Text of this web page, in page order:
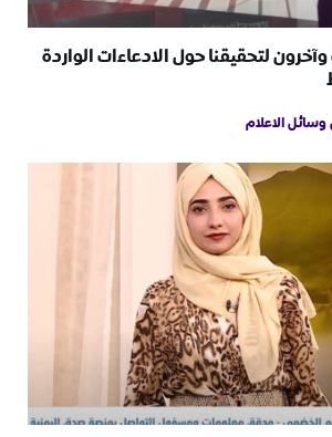
لتحقيقنا حول الادعاءات الواردة
الاعلام